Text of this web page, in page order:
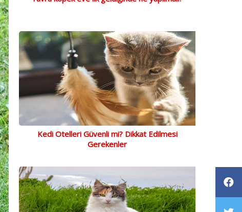
Kedi Otelleri Güvenli mi? Dikkat Edilmesi
Gerekenler